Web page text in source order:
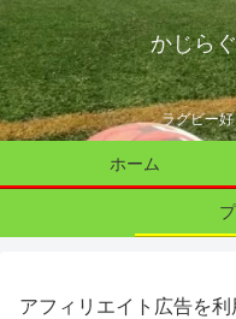
かじら
ラグビー
ホーム
アフィリエイト広告を